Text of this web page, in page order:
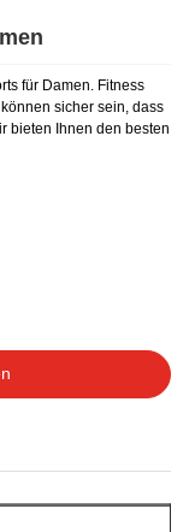
für Damen. Fitness
sicher sein, dass
bieten Ihnen den besten